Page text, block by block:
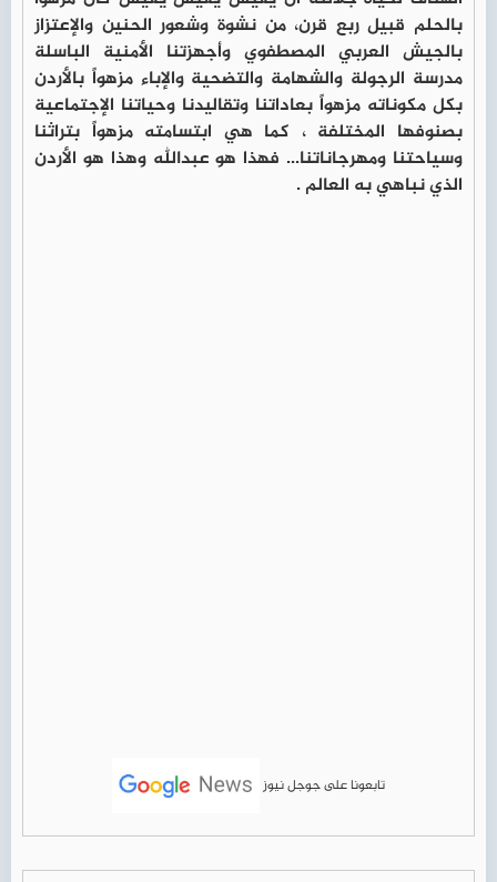
بالحلم قبيل ربع قرن، من نشوة وشعور الحنين والإعتزاز
بالجيش العربي المصطفوي وأجهزتنا الأمنية الباسلة
مدرسة الرجولة والشهامة والتضحية والإباء مزهواً بالأردن
بكل مكوناته مزهواً بعاداتنا وتقاليدنا وحياتنا الإجتماعية
بصنوفها المختلفة ، كما هي ابتسامته مزهواً بتراثنا
وسياحتنا ومهرجاناتنا... فهذا هو عبدالله وهذا هو الأردن
الذي نباهي به العالم .
تابعونا على جوجل نيوز